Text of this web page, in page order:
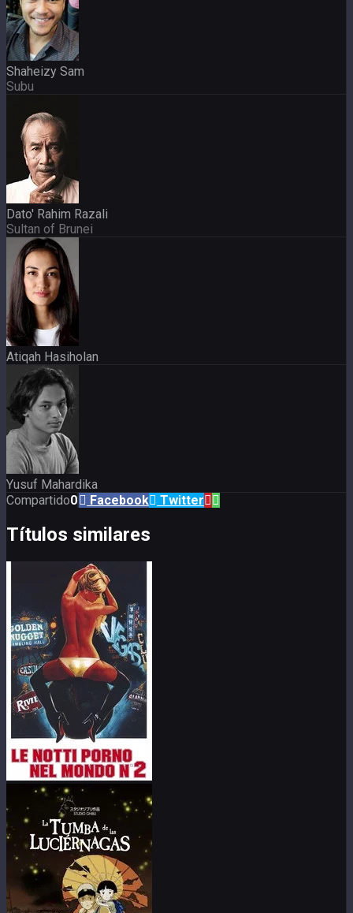
Shaheizy Sam
Subu
Dato' Rahim Razali
Sultan of Brunei
Atiqah Hasiholan
Yusuf Mahardika
Compartido0 Facebook Twitter
Títulos similares